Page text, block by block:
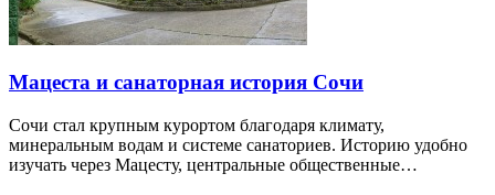
Мацеста и санаторная история Сочи
Сочи стал крупным курортом благодаря климату,
минеральным водам и системе санаториев. Историю удобно
изучать через Мацесту, центральные общественные…